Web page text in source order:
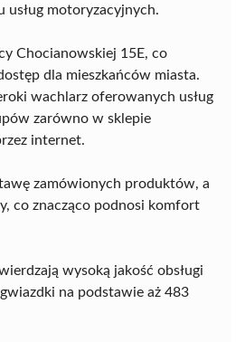
usług motoryzacyjnych.
Chocianowskiej 15E, co
dla mieszkańców miasta.
wachlarz oferowanych usług
zarówno w sklepie
internet.
zamówionych produktów, a
co znacząco podnosi komfort
wysoką jakość obsługi
na podstawie aż 483